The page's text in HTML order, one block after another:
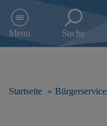
e
Menu Suche
Startseite Bürgerservice